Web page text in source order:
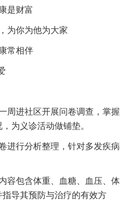
是财富
你为他为大家
常相伴
进社区开展问卷调查，掌握
为义诊活动做铺垫。
行分析整理，针对多发疾病
包含体重、血糖、血压、体
导其预防与治疗的有效方